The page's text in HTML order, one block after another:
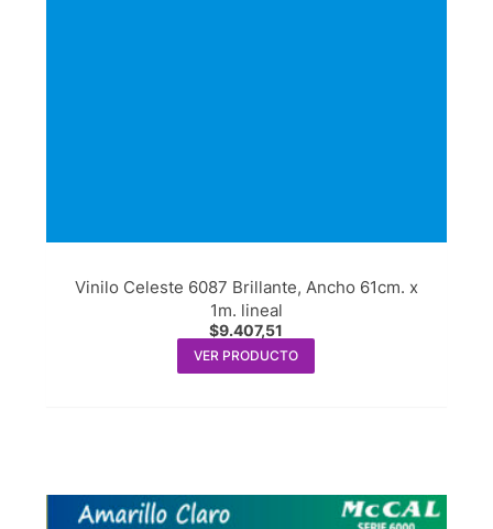
Vinilo Celeste 6087 Brillante, Ancho 61cm. x
1m. lineal
$9.407,51
VER PRODUCTO